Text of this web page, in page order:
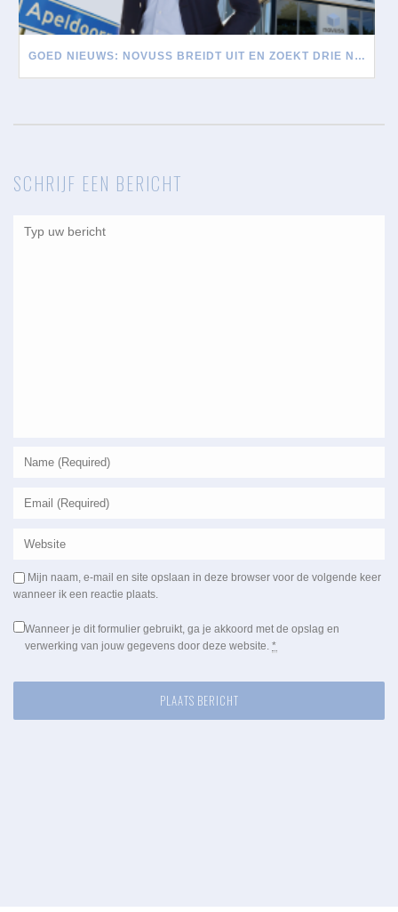
GOED NIEUWS: NOVUSS BREIDT UIT EN ZOEKT DRIE NIEUWE MEDEWERKERS
SCHRIJF EEN BERICHT
Mijn naam, e-mail en site opslaan in deze browser voor de volgende keer
wanneer ik een reactie plaats.
Wanneer je dit formulier gebruikt, ga je akkoord met de opslag en
verwerking van jouw gegevens door deze website. *